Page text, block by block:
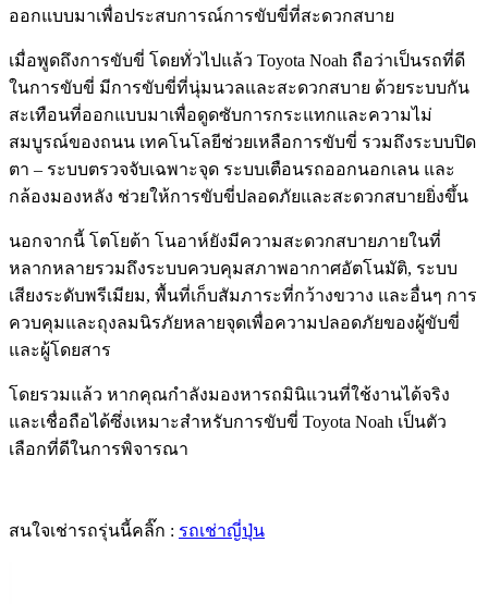
ออกแบบมาเพื่อประสบการณ์การขับขี่ที่สะดวกสบาย
เมื่อพูดถึงการขับขี่ โดยทั่วไปแล้ว Toyota Noah ถือว่าเป็นรถที่ดี
ในการขับขี่ มีการขับขี่ที่นุ่มนวลและสะดวกสบาย ด้วยระบบกัน
สะเทือนที่ออกแบบมาเพื่อดูดซับการกระแทกและความไม่
สมบูรณ์ของถนน เทคโนโลยีช่วยเหลือการขับขี่ รวมถึงระบบปิด
ตา – ระบบตรวจจับเฉพาะจุด ระบบเตือนรถออกนอกเลน และ
กล้องมองหลัง ช่วยให้การขับขี่ปลอดภัยและสะดวกสบายยิ่งขึ้น
นอกจากนี้ โตโยต้า โนอาห์ยังมีความสะดวกสบายภายในที่
หลากหลายรวมถึงระบบควบคุมสภาพอากาศอัตโนมัติ, ระบบ
เสียงระดับพรีเมียม, พื้นที่เก็บสัมภาระที่กว้างขวาง และอื่นๆ การ
ควบคุมและถุงลมนิรภัยหลายจุดเพื่อความปลอดภัยของผู้ขับขี่
และผู้โดยสาร
โดยรวมแล้ว หากคุณกำลังมองหารถมินิแวนที่ใช้งานได้จริง
และเชื่อถือได้ซึ่งเหมาะสำหรับการขับขี่ Toyota Noah เป็นตัว
เลือกที่ดีในการพิจารณา
สนใจเช่ารถรุ่นนี้คลิ๊ก : รถเช่าญี่ปุ่น